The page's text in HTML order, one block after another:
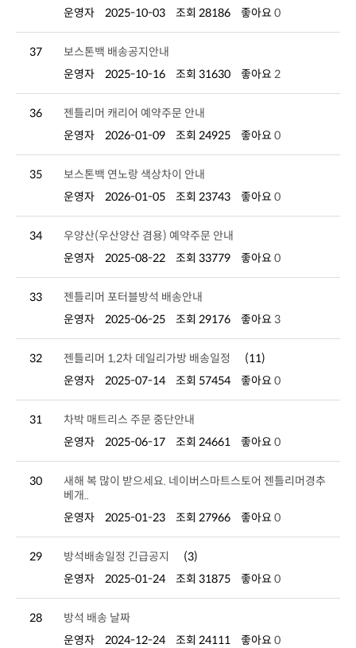
운영자
2025-10-03 조회 28186 좋아요 0
37
보스톤백 배송공지안내
운영자
2025-10-16 조회 31630 좋아요 2
36
젠틀리머 캐리어 예약주문 안내
운영자
2026-01-09 조회 24925 좋아요 0
35
보스톤백 연노랑 색상차이 안내
운영자
2026-01-05 조회 23743 좋아요 0
34
우양산(우산양산 겸용) 예약주문 안내
운영자
2025-08-22 조회 33779 좋아요 0
33
젠틀리머 포터블방석 배송안내
운영자
2025-06-25 조회 29176 좋아요 3
32 젠틀리머 1,2차 데일리가방 배송일정
(11)
운영자
2025-07-14 조회 57454 좋아요 0
31
차박 매트리스 주문 중단안내
운영자
2025-06-17 조회 24661 좋아요 0
30
베개..
운영자
2025-01-23 조회 27966 좋아요 0
29 방석배송일정 긴급공지
(3)
운영자
2025-01-24 조회 31875 좋아요 0
28
방석 배송 날짜
운영자
2024-12-24 조회 24111 좋아요 0